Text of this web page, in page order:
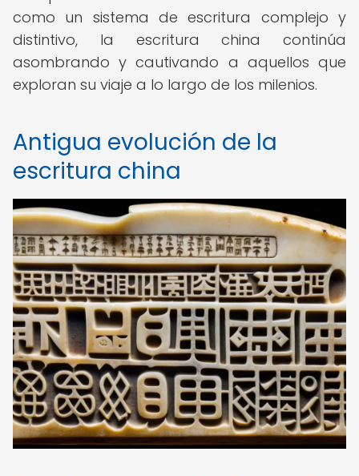
como un sistema de escritura complejo y
distintivo, la escritura china continúa
asombrando y cautivando a aquellos que
exploran su viaje a lo largo de los milenios.
Antigua evolución de la
escritura china